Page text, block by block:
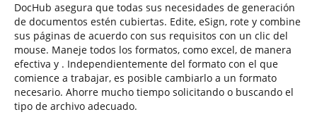
DocHub asegura que todas sus necesidades de generación
de documentos estén cubiertas. Edite, eSign, rote y combine
sus páginas de acuerdo con sus requisitos con un clic del
mouse. Maneje todos los formatos, como excel, de manera
efectiva y . Independientemente del formato con el que
comience a trabajar, es posible cambiarlo a un formato
necesario. Ahorre mucho tiempo solicitando o buscando el
tipo de archivo adecuado.